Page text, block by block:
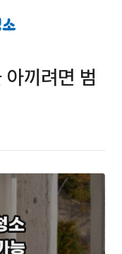
끼려면 범